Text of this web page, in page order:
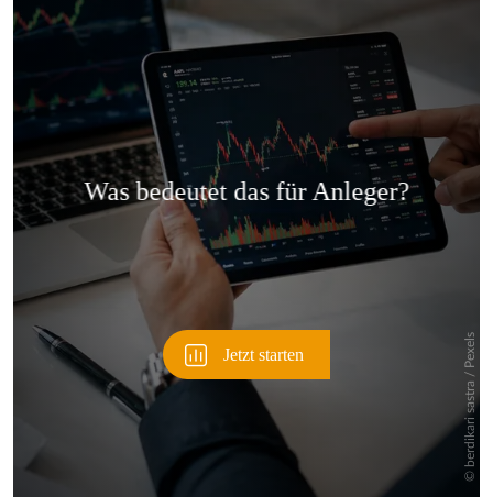
Überspringen